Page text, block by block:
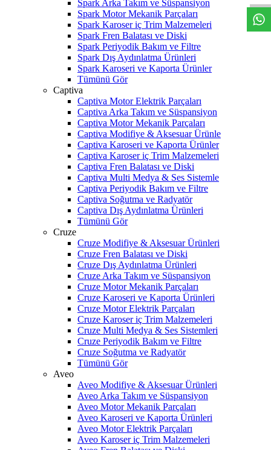
Spark Arka Takım ve Süspansiyon
Spark Motor Mekanik Parçaları
Spark Karoser iç Trim Malzemeleri
Spark Fren Balatası ve Diski
Spark Periyodik Bakım ve Filtre
Spark Dış Aydınlatma Ürünleri
Spark Karoseri ve Kaporta Ürünler
Tümünü Gör
Captiva
Captiva Motor Elektrik Parçaları
Captiva Arka Takım ve Süspansiyon
Captiva Motor Mekanik Parçaları
Captiva Modifiye & Aksesuar Ürünle
Captiva Karoseri ve Kaporta Ürünler
Captiva Karoser iç Trim Malzemeleri
Captiva Fren Balatası ve Diski
Captiva Multi Medya & Ses Sistemle
Captiva Periyodik Bakım ve Filtre
Captiva Soğutma ve Radyatör
Captiva Dış Aydınlatma Ürünleri
Tümünü Gör
Cruze
Cruze Modifiye & Aksesuar Ürünleri
Cruze Fren Balatası ve Diski
Cruze Dış Aydınlatma Ürünleri
Cruze Arka Takım ve Süspansiyon
Cruze Motor Mekanik Parçaları
Cruze Karoseri ve Kaporta Ürünleri
Cruze Motor Elektrik Parçaları
Cruze Karoser iç Trim Malzemeleri
Cruze Multi Medya & Ses Sistemleri
Cruze Periyodik Bakım ve Filtre
Cruze Soğutma ve Radyatör
Tümünü Gör
Aveo
Aveo Modifiye & Aksesuar Ürünleri
Aveo Arka Takım ve Süspansiyon
Aveo Motor Mekanik Parçaları
Aveo Karoseri ve Kaporta Ürünleri
Aveo Motor Elektrik Parçaları
Aveo Karoser iç Trim Malzemeleri